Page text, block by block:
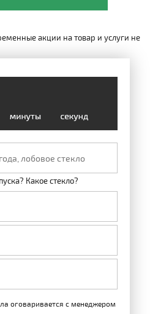
акции на товар и услуги не
Какое стекло?
оговаривается с менеджером